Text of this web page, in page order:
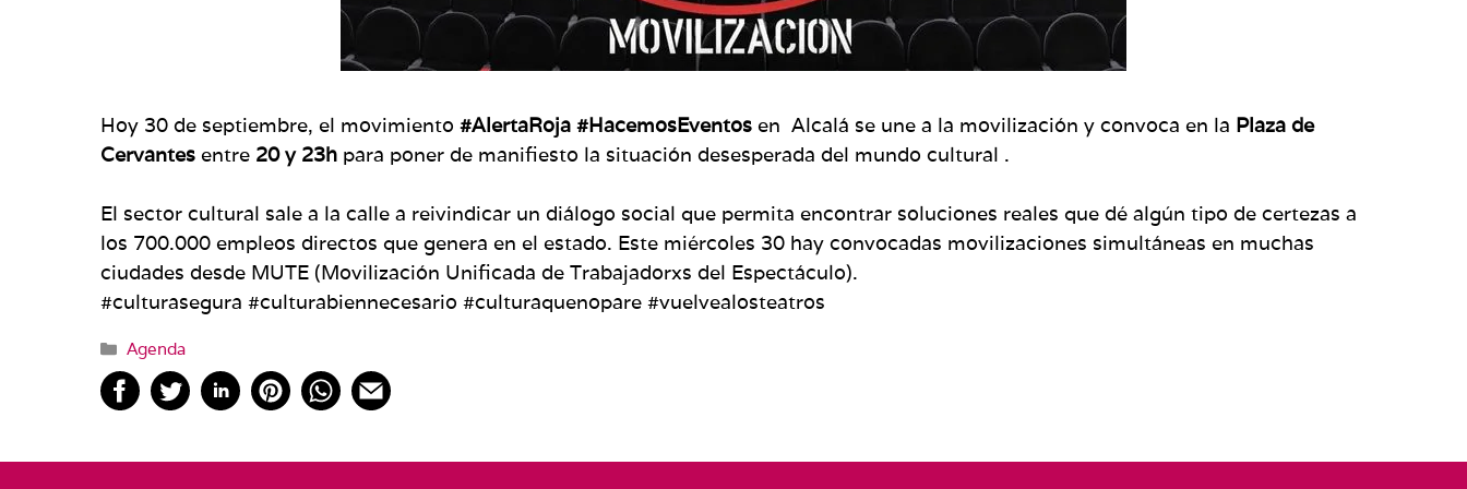
Hoy 30 de septiembre, el movimiento #AlertaRoja #HacemosEventos en Alcalá se une a la movilización y convoca en la Plaza de
Cervantes entre 20 y 23h para poner de manifiesto la situación desesperada del mundo cultural .
El sector cultural sale a la calle a reivindicar un diálogo social que permita encontrar soluciones reales que dé algún tipo de certezas a
los 700.000 empleos directos que genera en el estado. Este miércoles 30 hay convocadas movilizaciones simultáneas en muchas
ciudades desde MUTE (Movilización Unificada de Trabajadorxs del Espectáculo).
#culturasegura #culturabiennecesario #culturaquenopare #vuelvealosteatros
Categorías
Agenda